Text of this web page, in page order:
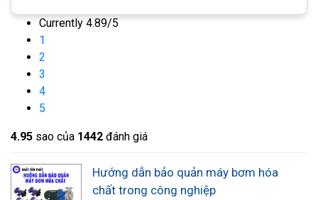
Currently 4.89/5
1
2
3
4
5
4.95 sao của 1442 đánh giá
Hướng dẫn bảo quản máy bơm hóa
chất trong công nghiệp